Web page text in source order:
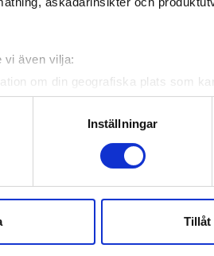
vi även vilja:
om din geografiska plats som
genom att aktivt skanna den för
dina personliga uppgifter behandlas
när som helst från cookie-
vår trafik. Vi vidarebefordrar
annons- och analysföretag som vi
Inställningar
Tillåt
Genvägar